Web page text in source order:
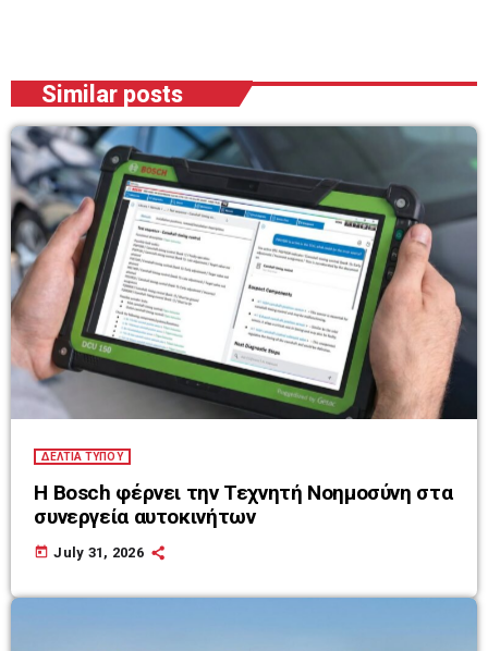
Similar posts
ΔΕΛΤΙΑ ΤΥΠΟΥ
Η Bosch φέρνει την Τεχνητή Νοημοσύνη στα
συνεργεία αυτοκινήτων
today July 31, 2026